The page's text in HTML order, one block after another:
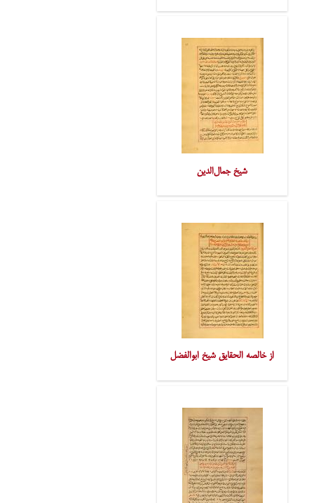
شیخ جمال‌الدین
از خالصه الحقایق شیخ ابوالفضل